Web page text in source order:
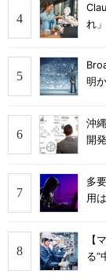
れ
明
沖
開
多
用
【
る”